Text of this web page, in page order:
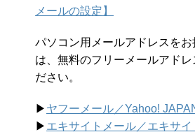
メールの設定】
パソコン用メールアドレスを
は、無料のフリーメールアドレ
ださい。
▶︎ ヤフーメール／Yahoo!
▶︎ エキサイトメール／エキサ